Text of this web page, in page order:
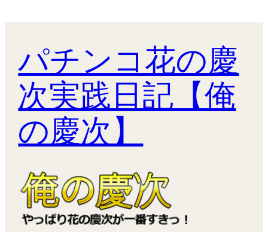
パチンコ花の慶
次実践日記【俺
の慶次】